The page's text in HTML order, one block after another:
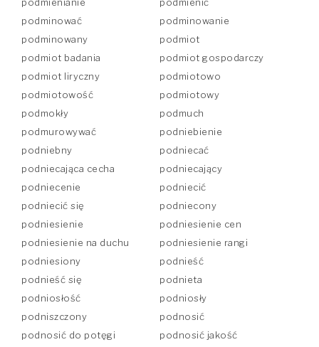
podminować
podminowanie
podminowany
podmiot
podmiot badania
podmiot gospodarczy
podmiot liryczny
podmiotowo
podmiotowość
podmiotowy
podmokły
podmuch
podmurowywać
podniebienie
podniebny
podniecać
podniecająca cecha
podniecający
podniecenie
podniecić
podniecić się
podniecony
podniesienie
podniesienie cen
podniesienie na duchu
podniesienie rangi
podniesiony
podnieść
podnieść się
podnieta
podniosłość
podniosły
podniszczony
podnosić
podnosić do potęgi
podnosić jakość